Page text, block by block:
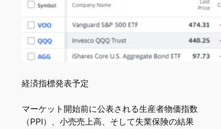
経済指標発表予定
マーケット開始前に公表される生産者物価指数
（PPI）、小売売上高、そして失業保険の結果